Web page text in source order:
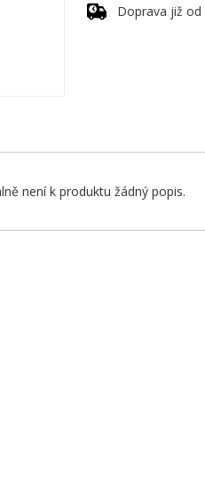
Doprava již od
není k produktu žádný popis.